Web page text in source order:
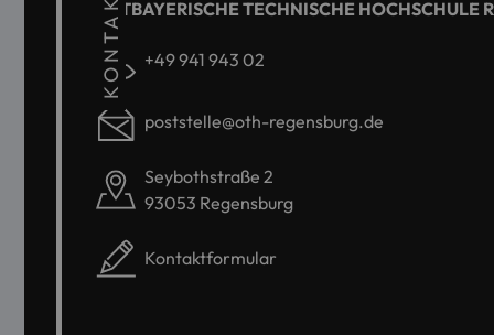
KONTAKT
OSTBAYERISCHE TECHNISCHE HOCHSCHULE
+49 941 943 02
poststelle@oth-regensburg.de
Seybothstraße 2
93053 Regensburg
Kontaktformular